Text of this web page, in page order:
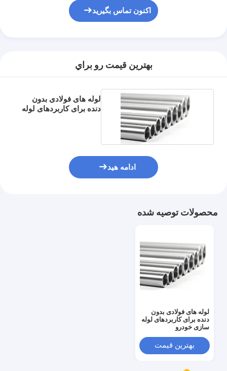
اکنون تماس بگیرید
بهترين قيمت رو براي
لوله های فولادی بدون
دنده برای کاربردهای لوله
ادامه هید
محصولات توصیه شده
لوله های فولادی بدون
دنده برای کاربردهای لوله
سازی خودرو
بهترین قیمت